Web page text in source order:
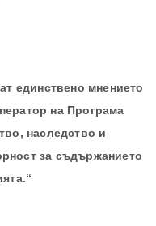
единствено мнението
на Програма
наследство и
за съдържанието